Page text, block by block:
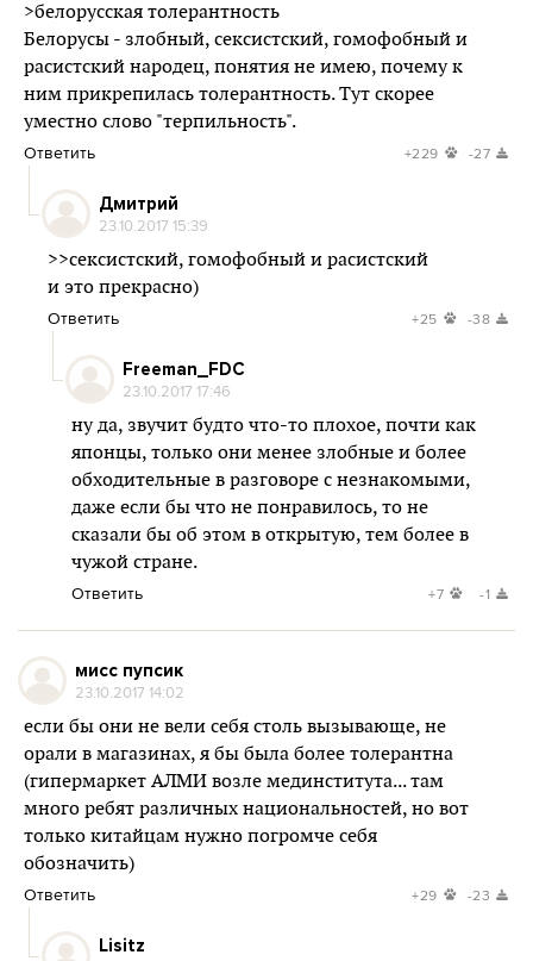
>белорусская толерантность
Белорусы - злобный, сексистский, гомофобный и
расистский народец, понятия не имею, почему к
ним прикрепилась толерантность. Тут скорее
уместно слово "терпильность".
Ответить +229 -27
Дмитрий
23.10.2017 15:39
>>сексистский, гомофобный и расистский
и это прекрасно)
Ответить +25 -38
Freeman_FDC
23.10.2017 17:46
ну да, звучит будто что-то плохое, почти как
японцы, только они менее злобные и более
обходительные в разговоре с незнакомыми,
даже если бы что не понравилось, то не
сказали бы об этом в открытую, тем более в
чужой стране.
Ответить +7 -1
мисс пупсик
23.10.2017 14:02
если бы они не вели себя столь вызывающе, не
орали в магазинах, я бы была более толерантна
(гипермаркет АЛМИ возле мединститута... там
много ребят различных национальностей, но вот
только китайцам нужно погромче себя
обозначить)
Ответить +29 -23
Lisitz